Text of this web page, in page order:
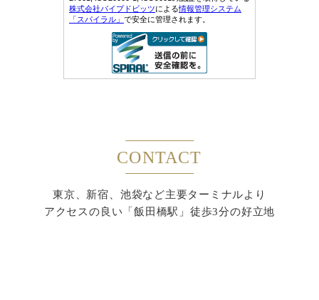
CONTACT
東京、新宿、池袋など主要ターミナルより
アクセスの良い「飯田橋駅」徒歩3分の好立地